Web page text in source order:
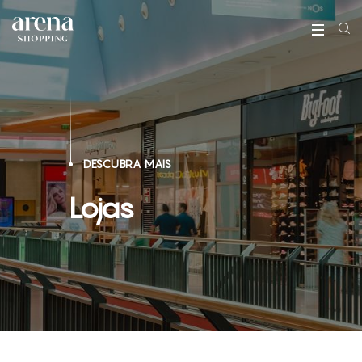
DESCUBRA MAIS
Lojas